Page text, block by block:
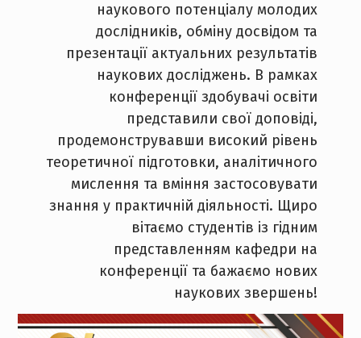
наукового потенціалу молодих
дослідників, обміну досвідом та
презентації актуальних результатів
наукових досліджень. В рамках
конференції здобувачі освіти
представили свої доповіді,
продемонструвавши високий рівень
теоретичної підготовки, аналітичного
мислення та вміння застосовувати
знання у практичній діяльності. Щиро
вітаємо студентів із гідним
представленням кафедри на
конференції та бажаємо нових
наукових звершень!